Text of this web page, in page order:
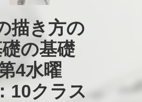
描き方の
の基礎
4水曜
10クラス